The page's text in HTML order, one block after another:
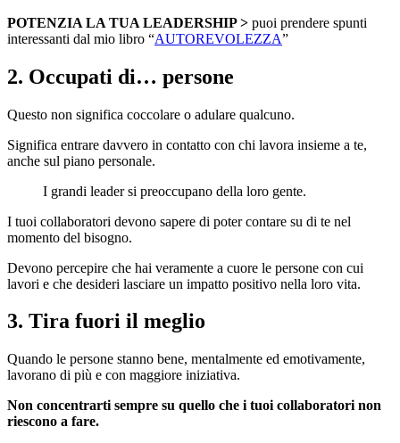
POTENZIA LA TUA LEADERSHIP > puoi prendere spunti
interessanti dal mio libro “AUTOREVOLEZZA”
2. Occupati di… persone
Questo non significa coccolare o adulare qualcuno.
Significa entrare davvero in contatto con chi lavora insieme a te,
anche sul piano personale.
I grandi leader si preoccupano della loro gente.
I tuoi collaboratori devono sapere di poter contare su di te nel
momento del bisogno.
Devono percepire che hai veramente a cuore le persone con cui
lavori e che desideri lasciare un impatto positivo nella loro vita.
3. Tira fuori il meglio
Quando le persone stanno bene, mentalmente ed emotivamente,
lavorano di più e con maggiore iniziativa.
Non concentrarti sempre su quello che i tuoi collaboratori non
riescono a fare.